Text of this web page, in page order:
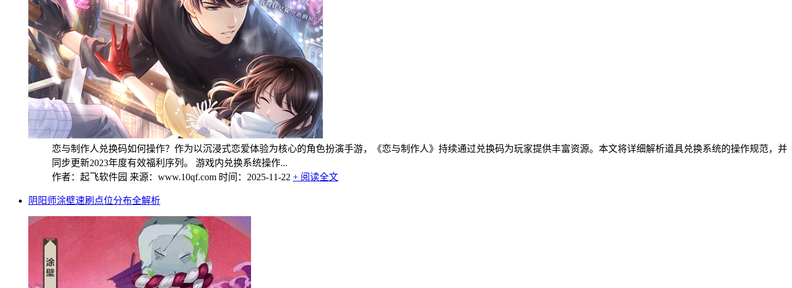
恋与制作人兑换码如何操作？作为以沉浸式恋爱体验为核心的角色扮演手游，《恋与制作人》持续通过兑换码为玩家提供丰富资源。本文将详细解析道具兑换系统的操作规范，并
同步更新2023年度有效福利序列。 游戏内兑换系统操作...
作者：起飞软件园 来源：www.10qf.com 时间：2025-11-22 + 阅读全文
阴阳师涂壁速刷点位分布全解析